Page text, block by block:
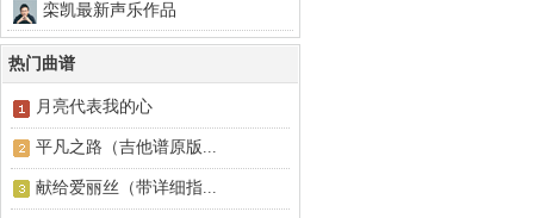
栾凯最新声乐作品
热门曲谱
月亮代表我的心
平凡之路（吉他谱原版...
献给爱丽丝（带详细指...